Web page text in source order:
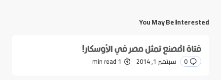
You May Be Interested
فتاة المصنع تمثل مصر في الأوسكار!
0 سبتمبر 1, 2014 1 min read